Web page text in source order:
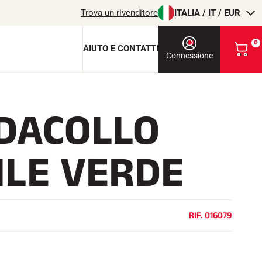
Trova un rivenditore ITALIA / IT / EUR
EQUITAZIONE
AIUTO E CONTATTI
Connessione
0
V
s
VERDE
RIF.016079